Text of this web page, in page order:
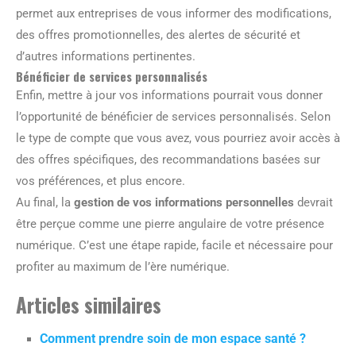
permet aux entreprises de vous informer des modifications,
des offres promotionnelles, des alertes de sécurité et
d’autres informations pertinentes.
Bénéficier de services personnalisés
Enfin, mettre à jour vos informations pourrait vous donner
l’opportunité de bénéficier de services personnalisés. Selon
le type de compte que vous avez, vous pourriez avoir accès à
des offres spécifiques, des recommandations basées sur
vos préférences, et plus encore.
Au final, la gestion de vos informations personnelles devrait
être perçue comme une pierre angulaire de votre présence
numérique. C’est une étape rapide, facile et nécessaire pour
profiter au maximum de l’ère numérique.
Articles similaires
Comment prendre soin de mon espace santé ?